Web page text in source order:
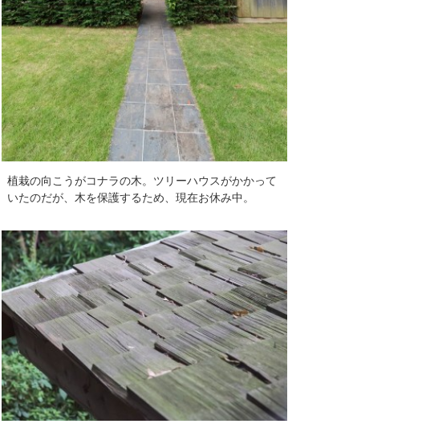
植栽の向こうがコナラの木。ツリーハウスがかかって
いたのだが、木を保護するため、現在お休み中。